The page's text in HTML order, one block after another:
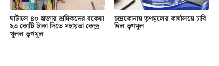
ঘাটালে ৪০ হাজার শ্রমিকদের বকেয়া
২৩ কোটি টাকা দিতে সহায়তা কেন্দ্র
খুলল তৃণমূল
চন্দ্রকোনায় তৃণমূলের কার্যালয়ে চাবি
দিল তৃণমূল